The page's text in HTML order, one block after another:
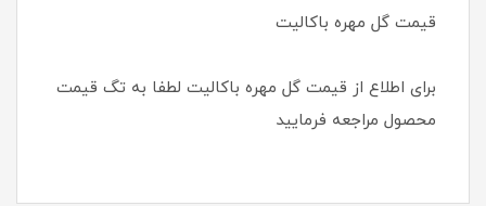
قیمت گل مهره باکالیت
برای اطلاع از قیمت گل مهره باکالیت لطفا به تگ قیمت
محصول مراجعه فرمایید